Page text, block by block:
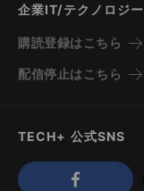
企業IT/テクノロジ
購読登録はこちら
配信停止はこちら
TECH+ 公式SNS